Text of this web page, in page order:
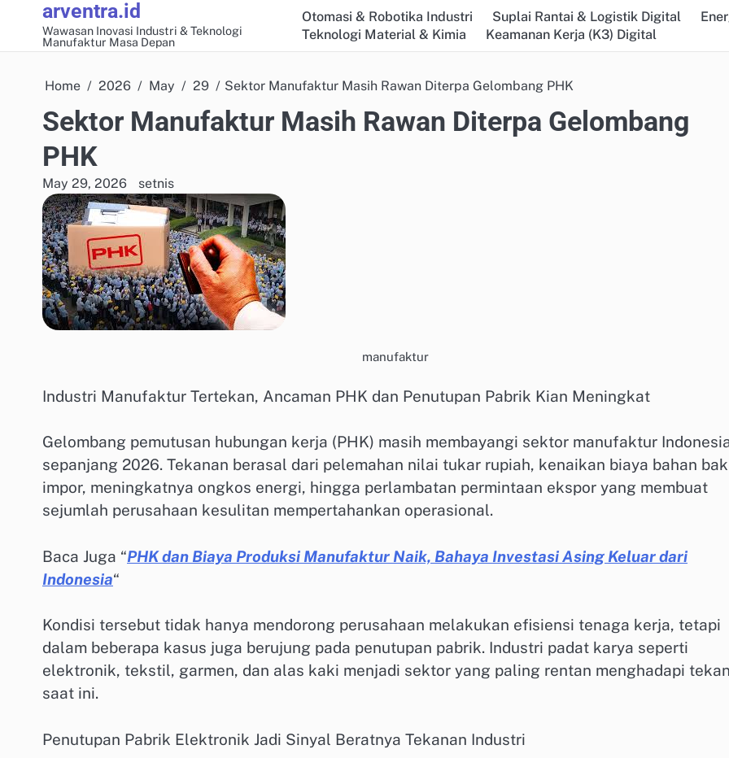
content
arventra.id
Wawasan Inovasi Industri & Teknologi
Manufaktur Masa Depan
Otomasi & Robotika Industri Suplai Rantai & Logistik Digital
Teknologi Material & Kimia
Keamanan Kerja (K3) Digital
Home 2026 May 29 Sektor Manufaktur Masih Rawan Diterpa Gelombang PHK
Sektor Manufaktur Masih Rawan Diterpa Gelombang
PHK
May 29, 2026 setnis
manufaktur
Industri Manufaktur Tertekan, Ancaman PHK dan Penutupan Pabrik Kian Meningkat
Gelombang pemutusan hubungan kerja (PHK) masih membayangi sektor manufaktur
sepanjang 2026. Tekanan berasal dari pelemahan nilai tukar rupiah, kenaikan biaya bahan
impor, meningkatnya ongkos energi, hingga perlambatan permintaan ekspor yang membuat
sejumlah perusahaan kesulitan mempertahankan operasional.
Baca Juga “PHK dan Biaya Produksi Manufaktur Naik, Bahaya Investasi Asing Keluar dari
Indonesia“
Kondisi tersebut tidak hanya mendorong perusahaan melakukan efisiensi tenaga kerja, tetapi
dalam beberapa kasus juga berujung pada penutupan pabrik. Industri padat karya seperti
elektronik, tekstil, garmen, dan alas kaki menjadi sektor yang paling rentan menghadapi
saat ini.
Penutupan Pabrik Elektronik Jadi Sinyal Beratnya Tekanan Industri